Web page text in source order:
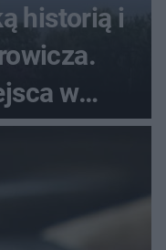
historią i
w